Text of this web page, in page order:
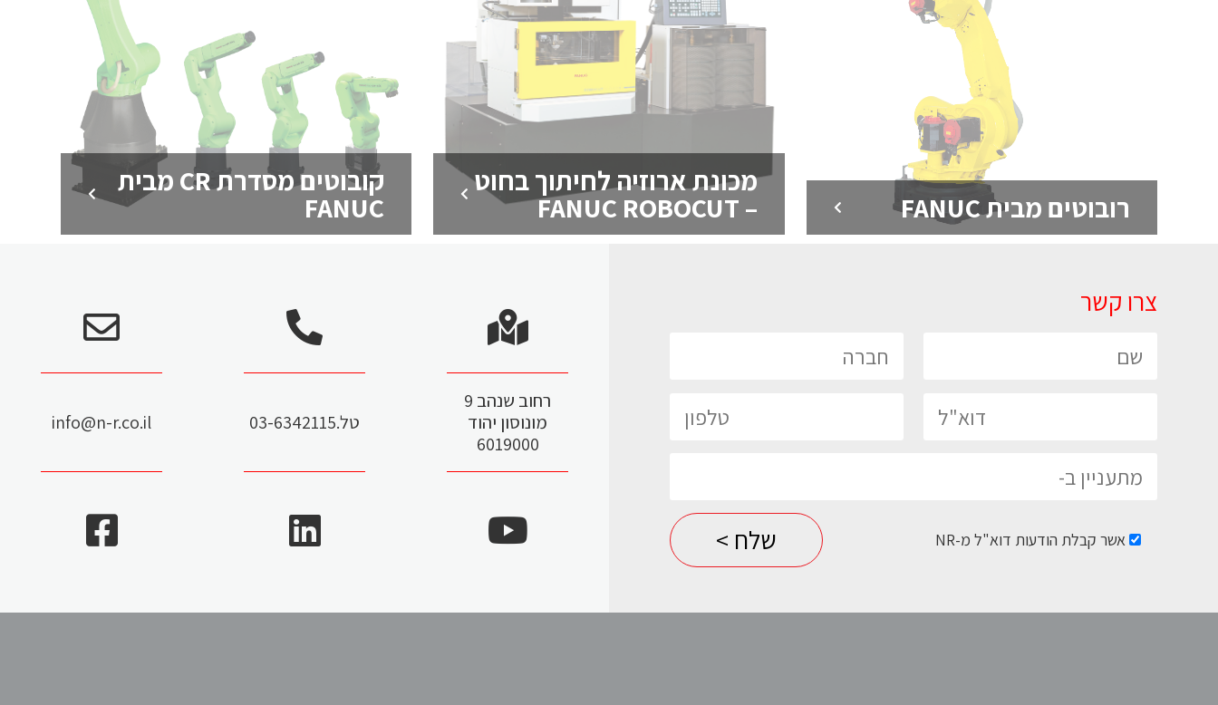
כרסומת CNC
כרסומת ה-CNC הטובה בעולם מבית
FANUC יפן. כרסומת מהירה ומדויקת
כל סוגי חלקי החילוף של FANUC למכונות
לדף המוצר >
מגברים מקוריים של FANUC מיוצרים
במפעל פאנוק ביפן
רובוטים מבית FANUC
מכונת ארוזיה לחיתוך בחוט
– FANUC ROBOCUT
קובוטים מסדרת CR מבית
FANUC
צרו קשר
אשר קבלת הודעות דוא"ל מ-NR
רחוב שנהב 9
מונוסון יהוד
6019000
טל.03-6342115 info@n-r.co.il